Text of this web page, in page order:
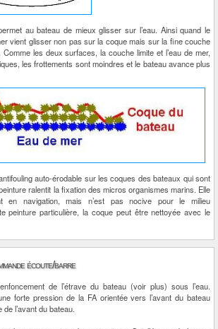
au bateau de mieux glisser sur l’eau. Ainsi quand le
vient glisser non pas sur la coque mais sur la fine couche
Comme les deux surfaces, la couche limite et l’eau de mer,
les frottements sont moindres et le bateau avance plus
auto-érodable sur les coques des bateaux qui sont
ralentit la fixation des micros organismes marins. Elle
en navigation, mais n’est pas nocive pour le milieu
peinture particulière, la coque peut être nettoyée avec le
écoute/barre
de l’étrave du bateau (voir plus) sous l’eau.
forte pression de la FA orientée vers l’avant du bateau
l’avant du bateau.